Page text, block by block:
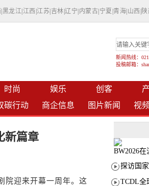
黑龙江 江西 江苏 吉林 |辽宁 内蒙古 宁夏 青海 山西
新闻热线：
投稿邮箱：
时尚 娱乐 创客
碳行动 商企信息 图片新闻 视
新篇章
迎来开幕一周年。这
TCDL全